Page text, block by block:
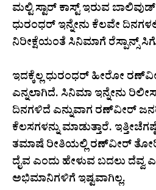
ಮಲ್ಟಿ ಸ್ಟಾರ್‌ ಕಾಸ್ಟ್‌ ಇರುವ
ಧುರಂಧರ್‌ ಇನ್ನೇನು ಕೆಲವೇ
ನಿರೀಕ್ಷೆಯಂತೆ ಸಿನಿಮಾಗೆ ರೆಸ್ಪಾನ್ಸ್‌
ಇದಕ್ಕೆಲ್ಲ ಧುರಂಧರ್‌ ಹೀರೋ
ಎನ್ನಲಾಗಿದೆ. ಸಿನಿಮಾ ಇನ್ನೇನು
ದಿನಗಳಿದೆ ಎನ್ನುವಾಗ ರಣ್‌ವೀರ್‌
ಕೆಲಸಗಳನ್ನು ಮಾಡುತ್ತಾರೆ.
ತಮಾಷೆ ರೀತಿಯಲ್ಲಿ ರಣ್‌ವೀರ್‌
ದೈವ ಎಂದು ಹೇಳುವ ಬದಲು ದೆವ್ವ
ಅಭಿಮಾನಿಗಳಿಗೆ ಇಷ್ಟವಾಗಿಲ್ಲ.